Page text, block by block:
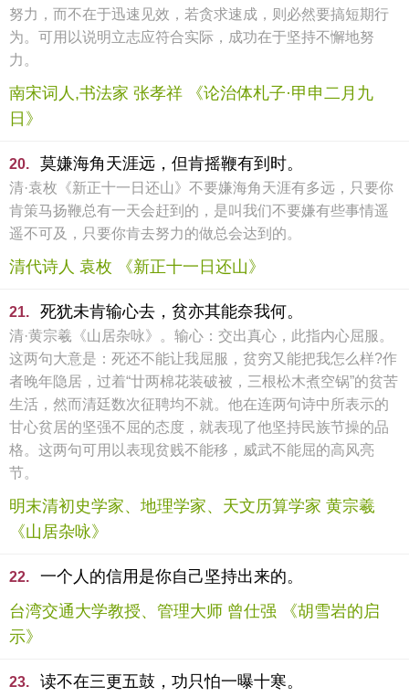
努力，而不在于迅速见效，若贪求速成，则必然要搞短期行
为。可用以说明立志应符合实际，成功在于坚持不懈地努
力。
南宋词人,书法家 张孝祥 《论治体札子·甲申二月九
日》
20. 莫嫌海角天涯远，但肯摇鞭有到时。
清·袁枚《新正十一日还山》不要嫌海角天涯有多远，只要你
肯策马扬鞭总有一天会赶到的，是叫我们不要嫌有些事情遥
遥不可及，只要你肯去努力的做总会达到的。
清代诗人 袁枚 《新正十一日还山》
21. 死犹未肯输心去，贫亦其能奈我何。
清·黄宗羲《山居杂咏》。输心：交出真心，此指内心屈服。
这两句大意是：死还不能让我屈服，贫穷又能把我怎么样?作
者晚年隐居，过着“廿两棉花装破被，三根松木煮空锅”的贫苦
生活，然而清廷数次征聘均不就。他在连两句诗中所表示的
甘心贫居的坚强不屈的态度，就表现了他坚持民族节操的品
格。这两句可用以表现贫贱不能移，威武不能屈的高风亮
节。
明末清初史学家、地理学家、天文历算学家 黄宗羲
《山居杂咏》
22.
一个人的信用是你自己坚持出来的。
台湾交通大学教授、管理大师 曾仕强 《胡雪岩的启
示》
23. 读不在三更五鼓，功只怕一曝十寒。